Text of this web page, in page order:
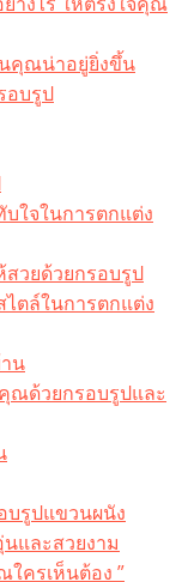
นคุณน่าอยู่ยิ่งขึ้น
อบรูป
ใจในการตกแต่ง
วยด้วยกรอบรูป
ตล์ในการตกแต่ง
น
ณด้วยกรอบรูปและ
บรูปแขวนผนัง
และสวยงาม
ครเห็นต้อง ”